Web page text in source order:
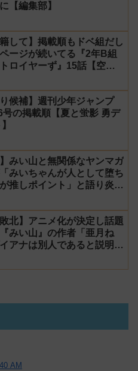
【編集部】
籍して】掲載順もドベ組だし
ージが続いてる『2年B組
ロイヤーず』15話【空
り候補】週刊少年ジャンプ
号の掲載順【夏と蛍影 勇デ
】みい山と無関係なヤンマガ
みいちゃんが人として堕ち
推しポイント」と語り炎上
敗北】アニメ化が決定し話題
みい山』の作者「亜月ね
アナは別人であると説明し
AM